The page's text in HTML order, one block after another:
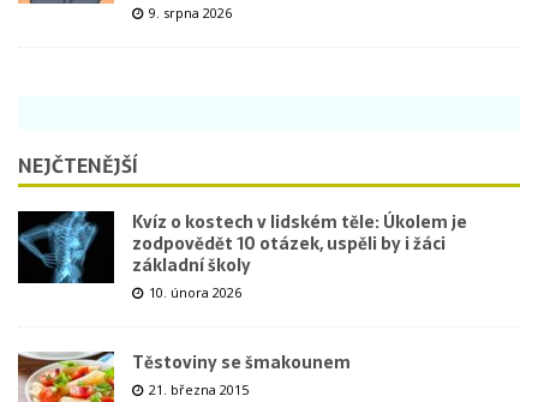
9. srpna 2026
NEJČTENĚJŠÍ
Kvíz o kostech v lidském těle: Úkolem je
zodpovědět 10 otázek, uspěli by i žáci
základní školy
10. února 2026
Těstoviny se šmakounem
21. března 2015